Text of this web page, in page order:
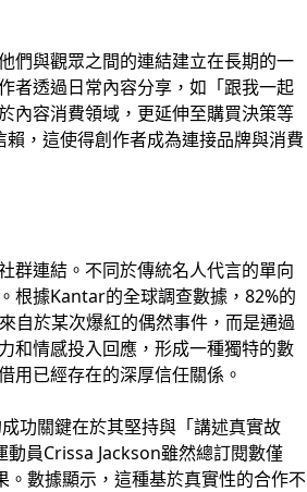
們與觀眾之間的連結建立在長期的一
者透過日常內容分享，如「跟我一起
內容消費領域，更延伸至購買決策等
，這使得創作者成為連接品牌與消費
群連結。不同於傳統名人代言的單向
根據Kantar的全球調查數據，82%的
自於某次爆紅的偶然事件，而是通過
和情感投入回應，形成一種獨特的數
已經存在的深厚信任關係。
功關鍵在於其堅持與「講述真實故
員Crissa Jackson雖然總訂閱數僅
數據顯示，這種基於真實性的合作不